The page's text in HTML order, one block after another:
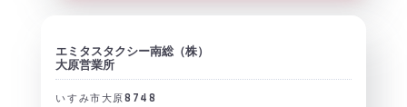
エミタスタクシー南総（株）
大原営業所
いすみ市大原8748